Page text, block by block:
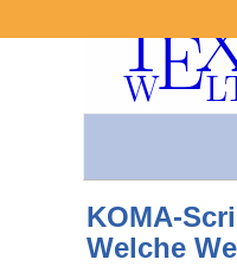
KOMA-
Welche